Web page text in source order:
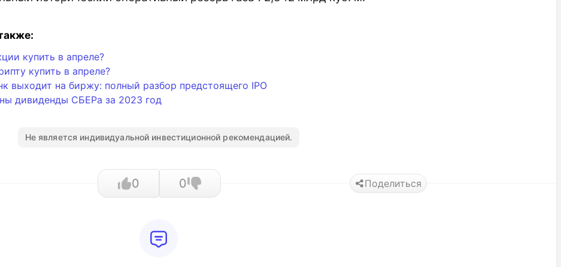
купить в апреле?
купить в апреле?
выходит на биржу: полный разбор предстоящего IPO
дивиденды СБЕРа за 2023 год
Не является индивидуальной инвестиционной рекомендацией.
0 0 Поделиться